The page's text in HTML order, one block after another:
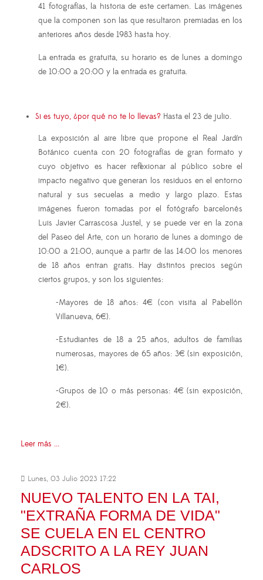
41 fotografías, la historia de este certamen. Las imágenes
que la componen son las que resultaron premiadas en los
anteriores años desde 1983 hasta hoy.
La entrada es gratuita, su horario es de lunes a domingo
de 10:00 a 20:00 y la entrada es gratuita.
Si es tuyo, ¿por qué no te lo llevas? Hasta el 23 de julio.
La exposición al aire libre que propone el Real Jardín
Botánico cuenta con 20 fotografías de gran formato y
cuyo objetivo es hacer reflexionar al público sobre el
impacto negativo que generan los residuos en el entorno
natural y sus secuelas a medio y largo plazo. Estas
imágenes fueron tomadas por el fotógrafo barcelonés
Luis Javier Carrascosa Justel, y se puede ver en la zona
del Paseo del Arte, con un horario de lunes a domingo de
10:00 a 21:00, aunque a partir de las 14:00 los menores
de 18 años entran gratis. Hay distintos precios según
ciertos grupos, y son los siguientes:
-Mayores de 18 años: 4€ (con visita al Pabellón
Villanueva, 6€).
-Estudiantes de 18 a 25 años, adultos de familias
numerosas, mayores de 65 años: 3€ (sin exposición,
1€).
-Grupos de 10 o más personas: 4€ (sin exposición,
2€).
Leer más ...
Lunes, 03 Julio 2023 17:22
NUEVO TALENTO EN LA TAI,
"EXTRAÑA FORMA DE VIDA"
SE CUELA EN EL CENTRO
ADSCRITO A LA REY JUAN
CARLOS